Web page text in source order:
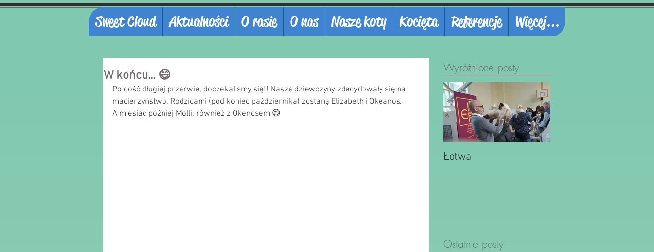
Sweet Cloud Aktualności O rasie O nas Nasze koty Kocięta Referencje Więcej...
W końcu... 😄
Po dość długiej przerwie, doczekaliśmy się!! Nasze dziewczyny zdecydowały się na
macierzyństwo. Rodzicami (pod koniec października) zostaną Elizabeth i Okeanos.
A miesiąc później Molli, również z Okenosem 😄
Wyróżnione posty
Łotwa
Ostatnie posty